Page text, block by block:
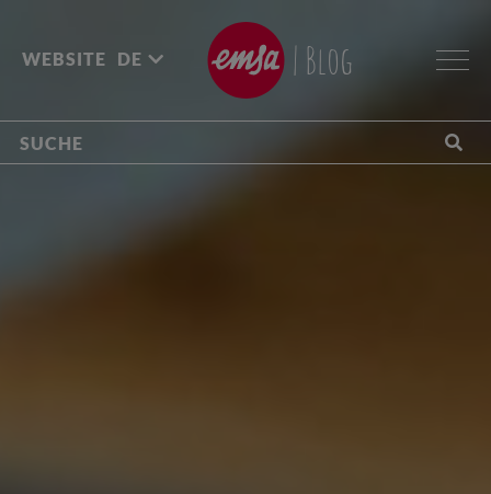
WEBSITE DE | Blog